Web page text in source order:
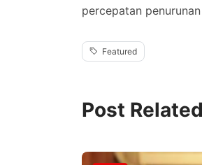
percepatan
Featured
Post Related